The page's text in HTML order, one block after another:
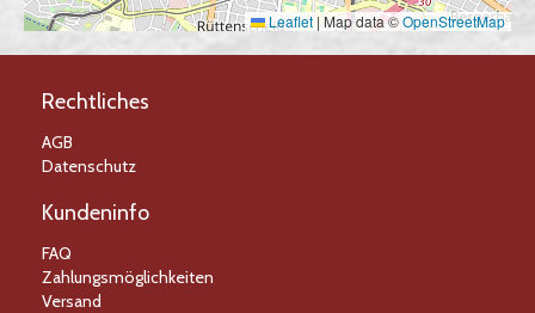
Leaflet |Map data ©OpenStreetMap
Rechtliches
AGB
Datenschutz
Kundeninfo
FAQ
Zahlungsmöglichkeiten
Versand